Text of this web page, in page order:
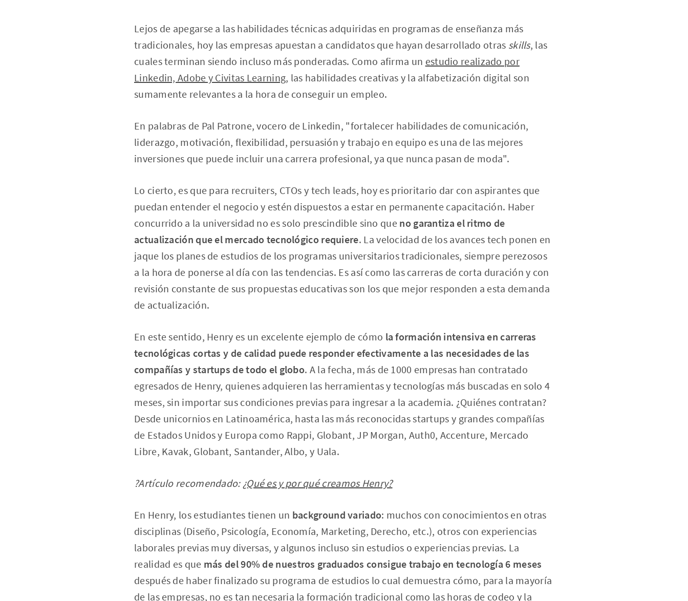
Lejos de apegarse a las habilidades técnicas adquiridas en programas de enseñanza más
tradicionales, hoy las empresas apuestan a candidatos que hayan desarrollado otras skills, las
cuales terminan siendo incluso más ponderadas. Como afirma un estudio realizado por
Linkedin, Adobe y Civitas Learning, las habilidades creativas y la alfabetización digital son
sumamente relevantes a la hora de conseguir un empleo.
En palabras de Pal Patrone, vocero de Linkedin, "fortalecer habilidades de comunicación,
liderazgo, motivación, flexibilidad, persuasión y trabajo en equipo es una de las mejores
inversiones que puede incluir una carrera profesional, ya que nunca pasan de moda".
Lo cierto, es que para recruiters, CTOs y tech leads, hoy es prioritario dar con aspirantes que
puedan entender el negocio y estén dispuestos a estar en permanente capacitación. Haber
concurrido a la universidad no es solo prescindible sino que no garantiza el ritmo de
actualización que el mercado tecnológico requiere. La velocidad de los avances tech ponen en
jaque los planes de estudios de los programas universitarios tradicionales, siempre perezosos
a la hora de ponerse al día con las tendencias. Es así como las carreras de corta duración y con
revisión constante de sus propuestas educativas son los que mejor responden a esta demanda
de actualización.
En este sentido, Henry es un excelente ejemplo de cómo la formación intensiva en carreras
tecnológicas cortas y de calidad puede responder efectivamente a las necesidades de las
compañías y startups de todo el globo. A la fecha, más de 1000 empresas han contratado
egresados de Henry, quienes adquieren las herramientas y tecnologías más buscadas en solo 4
meses, sin importar sus condiciones previas para ingresar a la academia. ¿Quiénes contratan?
Desde unicornios en Latinoamérica, hasta las más reconocidas startups y grandes compañías
de Estados Unidos y Europa como Rappi, Globant, JP Morgan, Auth0, Accenture, Mercado
Libre, Kavak, Globant, Santander, Albo, y Uala.
?Artículo recomendado: ¿Qué es y por qué creamos Henry?
En Henry, los estudiantes tienen un background variado: muchos con conocimientos en otras
disciplinas (Diseño, Psicología, Economía, Marketing, Derecho, etc.), otros con experiencias
laborales previas muy diversas, y algunos incluso sin estudios o experiencias previas. La
realidad es que más del 90% de nuestros graduados consigue trabajo en tecnología 6 meses
después de haber finalizado su programa de estudios lo cual demuestra cómo, para la mayoría
de las empresas, no es tan necesaria la formación tradicional como las horas de codeo y la